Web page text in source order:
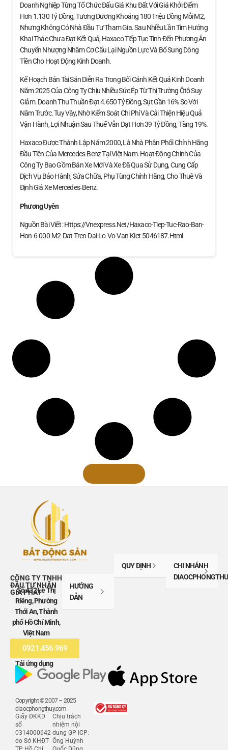
Doanh Nghiệp Từng Tổ Chức Đấu Giá Khu Đất Với Giá Khởi Điểm
Hơn 1.130 Tỷ Đồng, Tương Đương Khoảng 180 Triệu Đồng Mỗi M2,
Nhưng Không Có Nhà Đầu Tư Tham Gia. Sau Nhiều Lần Tìm Hướng
Khai Thác Chưa Đạt Kết Quả, Haxaco Tiếp Tục Tính Đến Phương Án
Chuyển Nhượng Nhằm Cơ Cấu Lại Nguồn Lực Và Bổ Sung Dòng
Tiền Cho Hoạt Động Kinh Doanh.
Kế Hoạch Bán Tài Sản Diễn Ra Trong Bối Cảnh Kết Quả Kinh Doanh
Năm 2025 Của Công Ty Chịu Nhiều Sức Ép Từ Thị Trường Ôtô Suy
Giảm. Doanh Thu Thuần Đạt 4.650 Tỷ Đồng, Sụt Gần 16% So Với
Năm Trước. Tuy Vậy, Nhờ Kiểm Soát Chi Phí Và Cải Thiện Hiệu Quả
Vận Hành, Lợi Nhuận Sau Thuế Vẫn Đạt Hơn 39 Tỷ Đồng, Tăng 19%.
Haxaco Được Thành Lập Năm 2000, Là Nhà Phân Phối Chính Hãng
Đầu Tiên Của Mercedes-Benz Tại Việt Nam. Hoạt Động Chính Của
Công Ty Bao Gồm Bán Xe Mới Và Xe Đã Qua Sử Dụng, Cung Cấp
Dịch Vụ Bảo Hành, Sửa Chữa, Phụ Tùng Chính Hãng, Cho Thuê Và
Định Giá Xe Mercedes‑Benz.
Phương Uyên
Nguồn Bài Viết : Https://vnexpress.net/haxaco-Tiep-Tuc-Rao-Ban-
Hon-6-000-M2-Dat-Tren-Dai-Lo-Vo-Van-Kiet-5046187.html
CÔNG TY TNHH
ĐẦU TƯ NHÂN
GIA PHÁT
Số 432 Lê Thị
Riêng, Phường
Thới An, Thành
phố Hồ Chí Minh,
Việt Nam
0921.456.969
HƯỚNG
DẪN
QUY ĐỊNH
CHI NHÁNH
Tải ứng dụng
Copyright © 2007 – 2025
diaocphongthuy.com
Giấy ĐKKD
số
0314000642
do Sở KHĐT
Chịu trách
nhiệm nội
dung GP ICP:
Ông Huỳnh